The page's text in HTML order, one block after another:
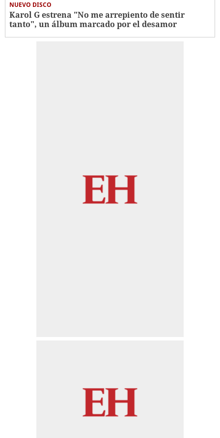
NUEVO DISCO
Karol G estrena "No me arrepiento de sentir
tanto", un álbum marcado por el desamor